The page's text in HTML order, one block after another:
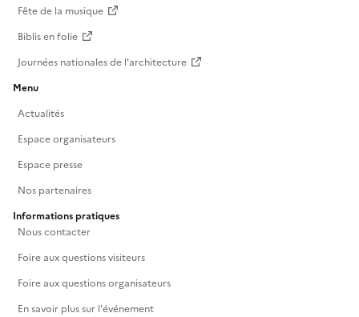
Fête de la musique
Biblis en folie
Journées nationales de l'architecture
Menu
Actualités
Espace organisateurs
Espace presse
Nos partenaires
Informations pratiques
Nous contacter
Foire aux questions visiteurs
Foire aux questions organisateurs
En savoir plus sur l'événement